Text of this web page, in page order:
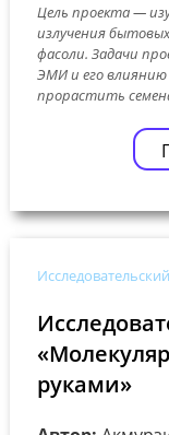
Цель проекта —
излучения
фасоли. Задачи
ЭМИ и его
прорастить
руками»